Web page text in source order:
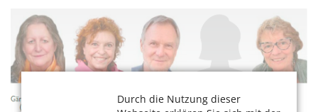
Durch die Nutzung dieser